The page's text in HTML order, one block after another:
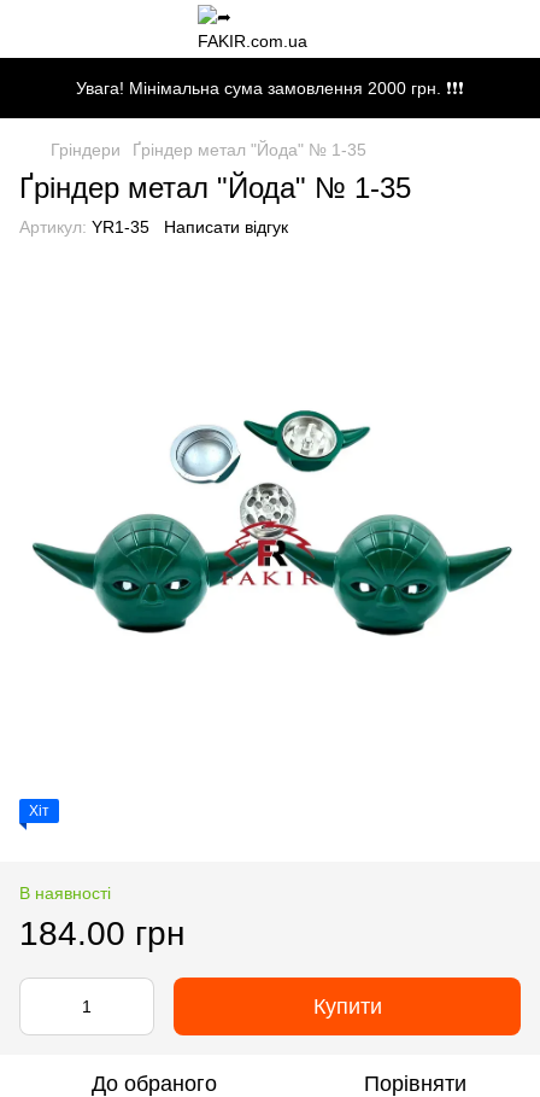
Увага! Мінімальна сума замовлення 2000 грн. ❗❗❗
Гріндери Ґріндер метал "Йода" № 1-35
Ґріндер метал "Йода" № 1-35
Артикул: YR1-35 Написати відгук
Хіт
В наявності
184.00 грн
Купити
До обраного Порівняти